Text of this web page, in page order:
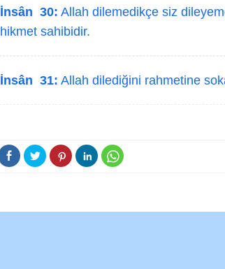
İnsân 30: Allah dilemedikçe siz
hikmet sahibidir.
İnsân 31: Allah dilediğini rahmetine